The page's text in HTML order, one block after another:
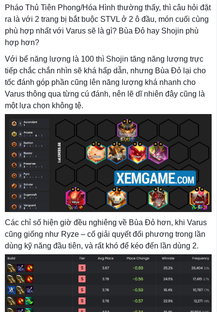
Pháo Thủ Tiên Phong/Hóa Hình thường thấy, thì câu hỏi đặt
ra là với 2 trang bị bắt buộc STVL ở 2 ô đầu, món cuối cùng
phù hợp nhất với Varus sẽ là gì? Bùa Đỏ hay Shojin phù
hợp hơn?
Với bể năng lượng là 100 thì Shojin tăng năng lượng trực
tiếp chắc chắn nhìn sẽ khá hấp dẫn, nhưng Bùa Đỏ lại cho
tốc đánh góp phần cũng lên năng lượng khá nhanh cho
Varus thông qua từng cú đánh, nên lẽ dĩ nhiên đây cũng là
một lựa chọn không tệ.
Các chỉ số hiện giờ đều nghiêng về Bùa Đỏ hơn, khi Varus
cũng giống như Ryze – cố giải quyết đối phương trong lần
dùng kỹ năng đầu tiên, và rất khó để kéo đến lần dùng 2.